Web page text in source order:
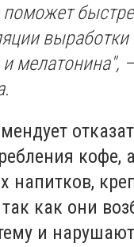
мелатонина",
кофе,
напитков,
так как они
и